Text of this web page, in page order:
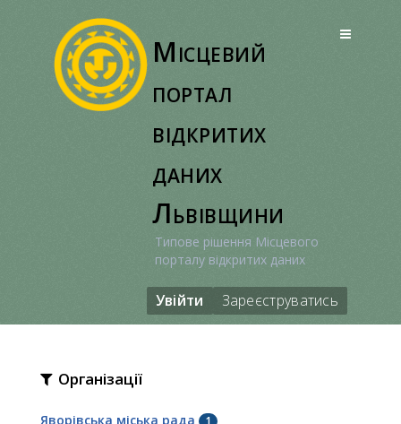
Місцевий
портал
відкритих
даних
Львівщини
Типове рішення Місцевого
порталу відкритих даних
Увійти Зареєструватись
Організації
Яворівська міська рада